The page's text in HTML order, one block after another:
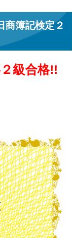
商簿記検定２
級合格!!